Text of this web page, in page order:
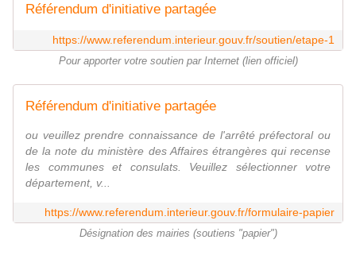
Référendum d'initiative partagée
https://www.referendum.interieur.gouv.fr/soutien/etape-1
Pour apporter votre soutien par Internet (lien officiel)
Référendum d'initiative partagée
ou veuillez prendre connaissance de l'arrêté préfectoral ou
de la note du ministère des Affaires étrangères qui recense
les communes et consulats. Veuillez sélectionner votre
département, v...
https://www.referendum.interieur.gouv.fr/formulaire-papier
Désignation des mairies (soutiens "papier")